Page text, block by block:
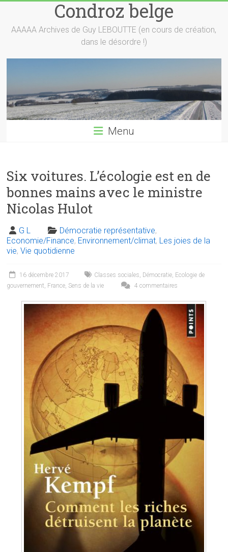
content
Condroz belge
AAAAA Archives de Guy LEBOUTTE (en cours de création,
dans le désordre !)
Menu
Six voitures. L’écologie est en de
bonnes mains avec le ministre
Nicolas Hulot
G L Démocratie représentative,
Economie/Finance, Environnement/climat, Les joies de la
vie,Vie quotidienne
16 décembre 2017 Classes sociales, Démocratie, Ecologie de
gouvernement, France, Sens de la vie 4 commentaires